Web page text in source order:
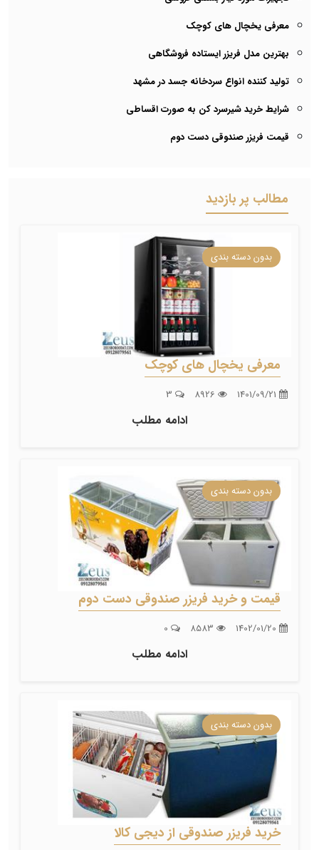
معرفی یخچال های کوچک
بهترین مدل فریزر ایستاده فروشگاهی
تولید کننده انواع سردخانه جسد در مشهد
شرایط خرید شیرسرد کن به صورت اقساطی
قیمت فریزر صندوقی دست دوم
مطالب پر بازدید
بدون دسته بندی
معرفی یخچال های کوچک
ادامه مطلب
بدون دسته بندی
قیمت و خرید فریزر صندوقی دست دوم
ادامه مطلب
بدون دسته بندی
خرید فریزر صندوقی از دیجی کالا